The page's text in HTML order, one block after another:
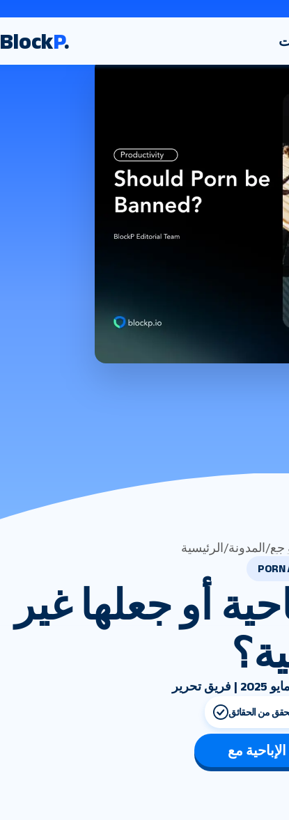
BlockP.
الرئيسية /المدونة /
PORN
أو جعلها غير
من الحقائق